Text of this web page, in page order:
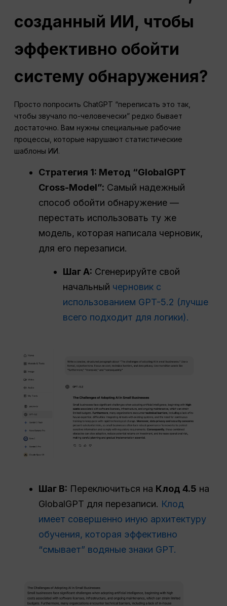
созданный ИИ, чтобы
эффективно обойти
систему обнаружения?
Просто попросить ChatGPT “переписать это так,
чтобы звучало по-человечески” редко бывает
достаточно. Вам нужны специальные рабочие
процессы, которые нарушают статистические
шаблоны ИИ.
Стратегия 1: Метод “GlobalGPT
Cross-Model”: Самый надежный
способ обойти обнаружение —
перестать использовать ту же
модель, которая написала черновик,
для его перезаписи.
Шаг A: Сгенерируйте свой
начальный черновик с
использованием GPT-5.2 (лучше
всего подходит для логики).
Шаг B: Переключиться на Клод 4.5 на
GlobalGPT для перезаписи. Клод
имеет совершенно иную архитектуру
обучения, которая эффективно
“смывает” водяные знаки GPT.